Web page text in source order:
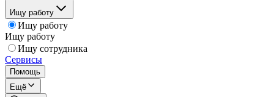
Ищу работу
Ищу работу
Ищу работу
Ищу сотрудника
Сервисы
Помощь
Ещё